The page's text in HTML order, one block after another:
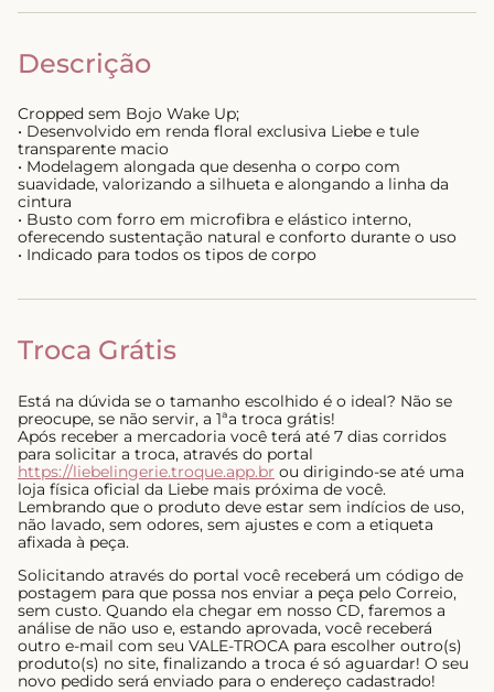
Descrição
Cropped sem Bojo Wake Up;
• Desenvolvido em renda floral exclusiva Liebe e tule
transparente macio
• Modelagem alongada que desenha o corpo com
suavidade, valorizando a silhueta e alongando a linha da
cintura
• Busto com forro em microfibra e elástico interno,
oferecendo sustentação natural e conforto durante o uso
• Indicado para todos os tipos de corpo
Troca Grátis
Está na dúvida se o tamanho escolhido é o ideal? Não se
preocupe, se não servir, a 1ªa troca grátis!
Após receber a mercadoria você terá até 7 dias corridos
para solicitar a troca, através do portal
https://liebelingerie.troque.app.br ou dirigindo-se até uma
loja física oficial da Liebe mais próxima de você.
Lembrando que o produto deve estar sem indícios de uso,
não lavado, sem odores, sem ajustes e com a etiqueta
afixada à peça.
Solicitando através do portal você receberá um código de
postagem para que possa nos enviar a peça pelo Correio,
sem custo. Quando ela chegar em nosso CD, faremos a
análise de não uso e, estando aprovada, você receberá
outro e-mail com seu VALE-TROCA para escolher outro(s)
produto(s) no site, finalizando a troca é só aguardar! O seu
novo pedido será enviado para o endereço cadastrado!